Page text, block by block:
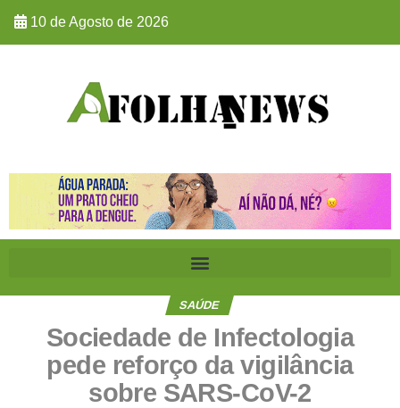
10 de Agosto de 2026
SAÚDE
Sociedade de Infectologia
pede reforço da vigilância
sobre SARS-CoV-2